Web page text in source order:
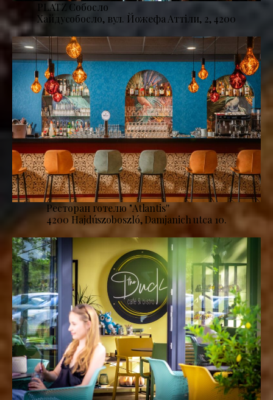
PLATZ Собосло
Хайдусобосло, вул. Йожефа Аттіли, 2, 4200
Ресторан готелю "Atlantis''
4200 Hajdúszoboszló, Damjanich utca 10.